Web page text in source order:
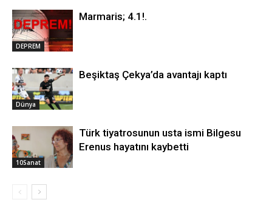
DEPREM
Marmaris; 4.1!.
Dünya
Beşiktaş Çekya’da avantajı kaptı
10Sanat
Türk tiyatrosunun usta ismi Bilgesu
Erenus hayatını kaybetti